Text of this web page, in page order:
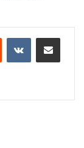
Reddit VKontakteE-Posta ile paylaş